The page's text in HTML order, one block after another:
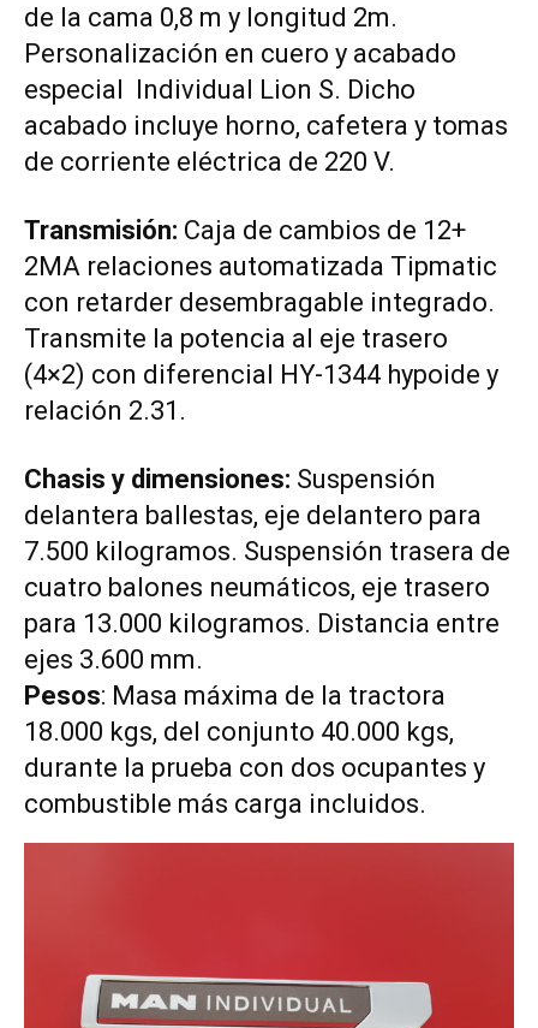
de la cama 0,8 m y longitud 2m.
Personalización en cuero y acabado
especial Individual Lion S. Dicho
acabado incluye horno, cafetera y tomas
de corriente eléctrica de 220 V.
Transmisión: Caja de cambios de 12+
2MA relaciones automatizada Tipmatic
con retarder desembragable integrado.
Transmite la potencia al eje trasero
(4×2) con diferencial HY-1344 hypoide y
relación 2.31.
Chasis y dimensiones: Suspensión
delantera ballestas, eje delantero para
7.500 kilogramos. Suspensión trasera de
cuatro balones neumáticos, eje trasero
para 13.000 kilogramos. Distancia entre
ejes 3.600 mm.
Pesos: Masa máxima de la tractora
18.000 kgs, del conjunto 40.000 kgs,
durante la prueba con dos ocupantes y
combustible más carga incluidos.